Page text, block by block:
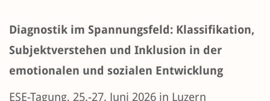
Diagnostik im Spannungsfeld: Klassifikation,
Subjektverstehen und Inklusion in der
emotionalen und sozialen Entwicklung
ESE-Tagung, 25.-27. Juni 2026 in Luzern